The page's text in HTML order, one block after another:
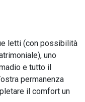
letti (con possibilità
uno
e tutto il
permanenza
il comfort un